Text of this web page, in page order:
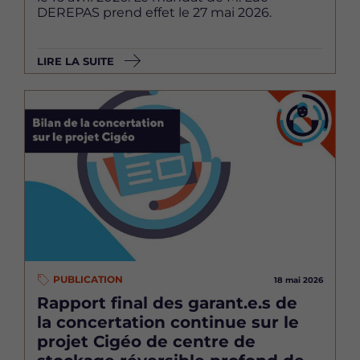
DEREPAS prend effet le 27 mai 2026.
LIRE LA SUITE
PUBLICATION 18 mai 2026
Rapport final des garant.e.s de
la concertation continue sur le
projet Cigéo de centre de